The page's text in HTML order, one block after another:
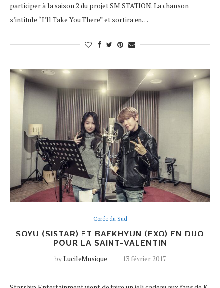
participer à la saison 2 du projet SM STATION. La chanson
s’intitule “I’ll Take You There” et sortira en…
Corée du Sud
SOYU (SISTAR) ET BAEKHYUN (EXO) EN DUO
POUR LA SAINT-VALENTIN
byLucileMusique 13 février 2017